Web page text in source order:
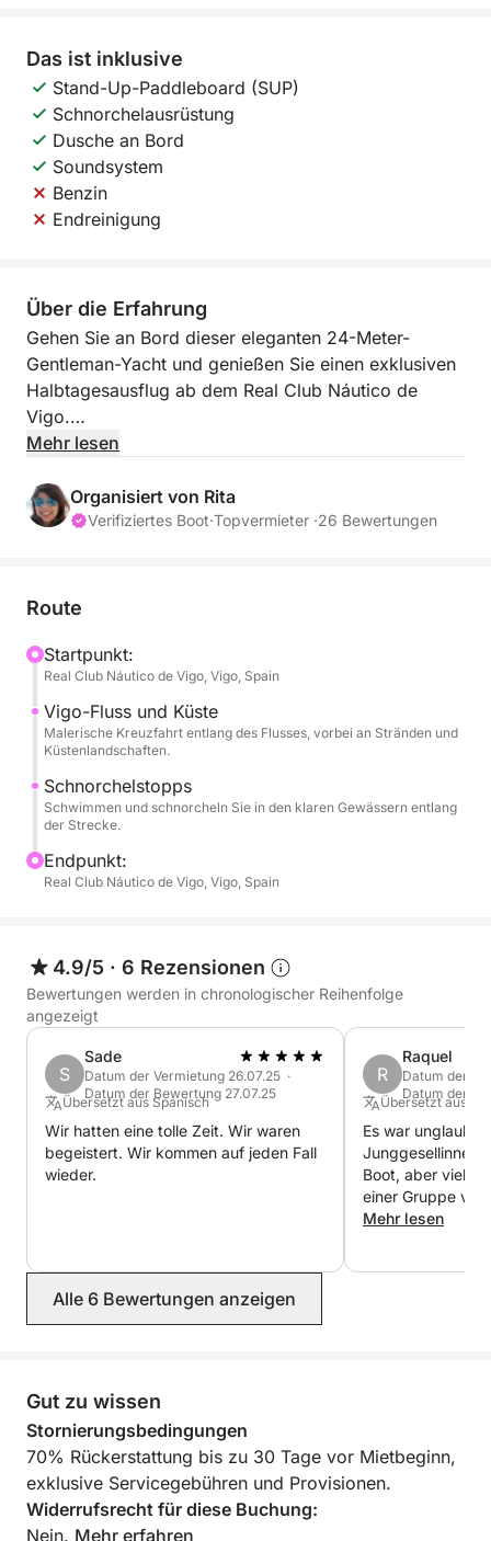
Das ist inklusive
Stand-Up-Paddleboard (SUP)
Schnorchelausrüstung
Dusche an Bord
Soundsystem
Benzin
Endreinigung
Über die Erfahrung
Gehen Sie an Bord dieser eleganten 24-Meter-
Gentleman-Yacht und genießen Sie einen exklusiven
Halbtagesausflug ab dem Real Club Náutico de
Vigo.
perfekten Rahmen für entspannte und exklusive Zeit
auf See. Begleitet von einer professionellen Crew
komfortablen Fahrt.
Während dieses vierstündigen Ausflugs kreuzen Sie
entlang der wunderschönen Küste von Vigo,
erkunden den Fluss und die nahegelegenen Strände.
Genießen Sie mehrere Stopps zum Schwimmen,
Entspannen und Entdecken der Unterwasserwelt.
Dieses Erlebnis ist ideal für einen Kurztrip auf See
Anlass.
Stranderkundung, inklusive Bade- und
Schnorchelstopps.
Nicht inbegriffen:
Crew (Kapitän und Steuermann): 200 € (zahlbar im
Hafen)
Endreinigung: 100 € (obligatorisch, zahlbar im
Hafen)
Treibstoff (zahlbar im Hafen)
Für spezielle Wünsche oder zur individuellen
Gestaltung Ihres Erlebnisses kontaktieren Sie uns
perfekten Halbtag auf See zu organisieren!
Mehr lesen
Organisiert von Rita
Verifiziertes Boot·Topvermieter ·26 Bewertungen
Route
Startpunkt:
Real Club Náutico de Vigo, Vigo, Spain
Vigo-Fluss und Küste
Malerische Kreuzfahrt entlang des Flusses, vorbei an Stränden und
Küstenlandschaften.
Schnorchelstopps
Schwimmen und schnorcheln Sie in den klaren Gewässern entlang
der Strecke.
Endpunkt:
Real Club Náutico de Vigo, Vigo, Spain
4.9/5 · 6 Rezensionen
Bewertungen werden in chronologischer Reihenfolge
angezeigt
S
Sade
Datum der Vermietung 26.07.25 ·
Datum der Bewertung 27.07.25
Übersetzt aus Spanisch
Wir hatten eine tolle Zeit. Wir waren
begeistert. Wir kommen auf jeden Fall
wieder.
R
Raquel
Datum der
Datum der
Übersetzt aus
Es war
Boot, aber viele
einer Gruppe von
zurückkommen,
Mehr lesen
Alle 6 Bewertungen anzeigen
Gut zu wissen
Stornierungsbedingungen
70% Rückerstattung bis zu 30 Tage vor Mietbeginn,
exklusive Servicegebühren und Provisionen.
Widerrufsrecht für diese Buchung:
Nein. Mehr erfahren